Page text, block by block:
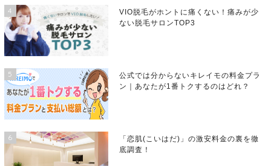
4
VIO脱毛がホントに痛くない！痛みが少
ない脱毛サロンTOP3
5
公式では分からないキレイモの料金プラ
ン｜あなたが1番トクするのはどれ？
6
「恋肌(こいはだ)」の激安料金の裏を徹
底調査！